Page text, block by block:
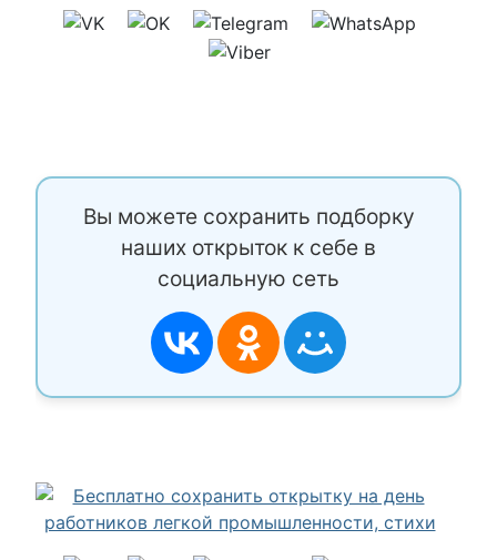
Вы можете сохранить подборку
наших открыток к себе в
социальную сеть